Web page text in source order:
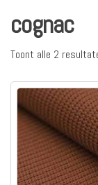
cognac
Toont alle 2